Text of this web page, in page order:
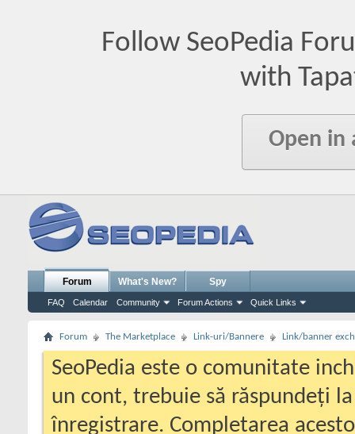
Follow SeoPedia
with
Open in
Forum
FAQ Calendar Community Forum Actions Quick Links
What's New? Spy
Forum The Marketplace Link-uri/Bannere Link/banner
SeoPedia este o comunitate
un cont, trebuie să răspundeți
înregistrare. Completarea